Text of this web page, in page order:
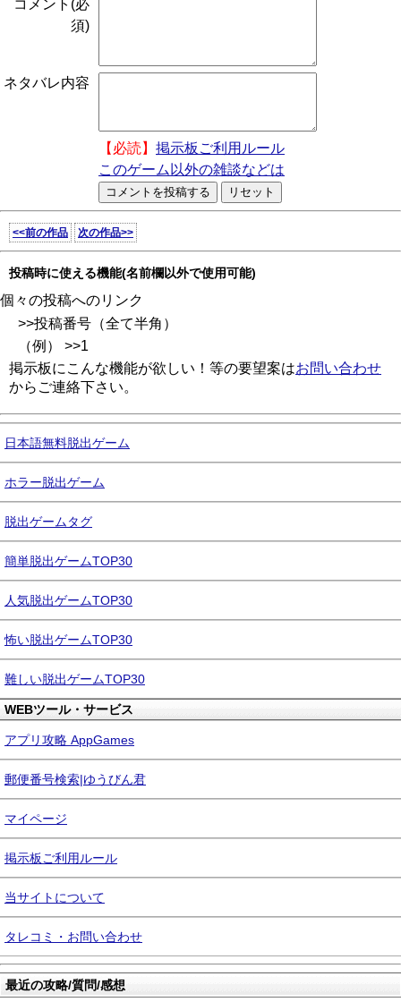
コメント(必
須)
ネタバレ内容
【必読】 掲示板ご利用ルール
このゲーム以外の雑談などは
<<前の作品 次の作品>>
投稿時に使える機能(名前欄以外で使用可能)
個々の投稿へのリンク
>>投稿番号（全て半角）
（例） >>1
掲示板にこんな機能が欲しい！等の要望案はお問い合わせ
からご連絡下さい。
日本語無料脱出ゲーム
ホラー脱出ゲーム
脱出ゲームタグ
簡単脱出ゲームTOP30
人気脱出ゲームTOP30
怖い脱出ゲームTOP30
難しい脱出ゲームTOP30
WEBツール・サービス
アプリ攻略 AppGames
郵便番号検索|ゆうびん君
マイページ
掲示板ご利用ルール
当サイトについて
タレコミ・お問い合わせ
最近の攻略/質問/感想